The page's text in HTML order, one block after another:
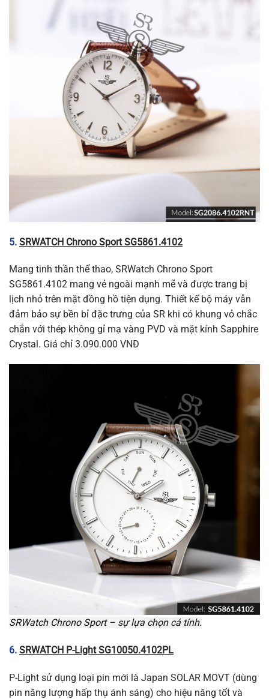
5. SRWATCH Chrono Sport SG5861.4102
Mang tinh thần thể thao, SRWatch Chrono Sport
SG5861.4102 mang vẻ ngoài mạnh mẽ và được trang bị
lịch nhỏ trên mặt đồng hồ tiện dụng. Thiết kế bộ máy vẫn
đảm bảo sự bền bỉ đặc trưng của SR khi có khung vỏ chắc
chắn với thép không gỉ mạ vàng PVD và mặt kính Sapphire
Crystal. Giá chỉ 3.090.000 VNĐ
SRWatch Chrono Sport – sự lựa chọn cá tính.
6. SRWATCH P-Light SG10050.4102PL
P-Light sử dụng loại pin mới là Japan SOLAR MOVT (dùng
pin năng lượng hấp thụ ánh sáng) cho hiệu năng tốt và